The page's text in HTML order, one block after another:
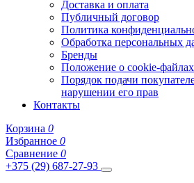
Доставка и оплата
Публичный договор
Политика
Обработка персональных
Бренды
Положение о cookie-файлах
Порядок подачи
нарушении его прав
Контакты
Корзина 0
Избранное 0
Сравнение 0
+375 (29) 687-27-93